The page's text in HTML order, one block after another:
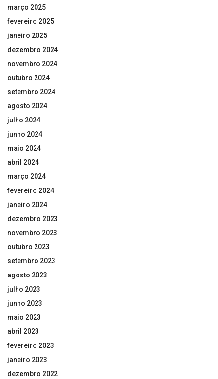
março 2025
fevereiro 2025
janeiro 2025
dezembro 2024
novembro 2024
outubro 2024
setembro 2024
agosto 2024
julho 2024
junho 2024
maio 2024
abril 2024
março 2024
fevereiro 2024
janeiro 2024
dezembro 2023
novembro 2023
outubro 2023
setembro 2023
agosto 2023
julho 2023
junho 2023
maio 2023
abril 2023
fevereiro 2023
janeiro 2023
dezembro 2022